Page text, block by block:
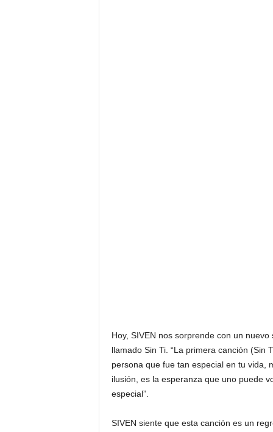
Hoy, SIVEN nos sorprende con un nuevo
llamado Sin Ti. “La primera canción (Sin
persona que fue tan especial en tu vida,
ilusión, es la esperanza que uno puede
especial”.
SIVEN siente que esta canción es un